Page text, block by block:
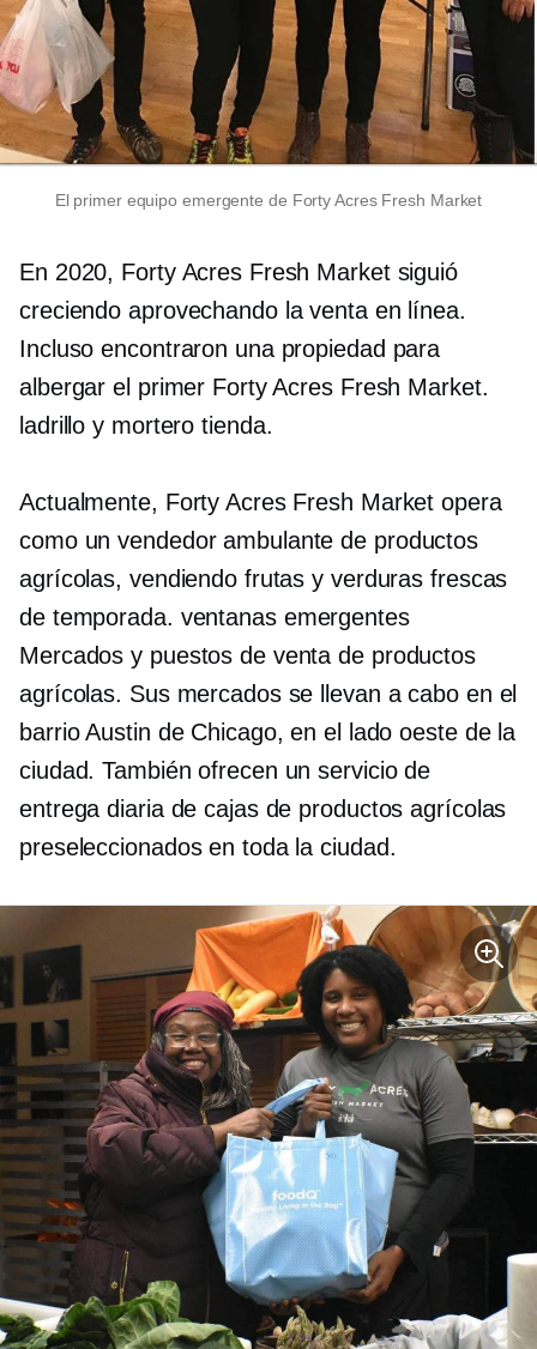
El primer equipo emergente de Forty Acres Fresh Market
En 2020, Forty Acres Fresh Market siguió
creciendo aprovechando la venta en línea.
Incluso encontraron una propiedad para
albergar el primer Forty Acres Fresh Market.
ladrillo y mortero tienda.
Actualmente, Forty Acres Fresh Market opera
como un vendedor ambulante de productos
agrícolas, vendiendo frutas y verduras frescas
de temporada. ventanas emergentes
Mercados y puestos de venta de productos
agrícolas. Sus mercados se llevan a cabo en el
barrio Austin de Chicago, en el lado oeste de la
ciudad. También ofrecen un servicio de
entrega diaria de cajas de productos agrícolas
preseleccionados en toda la ciudad.